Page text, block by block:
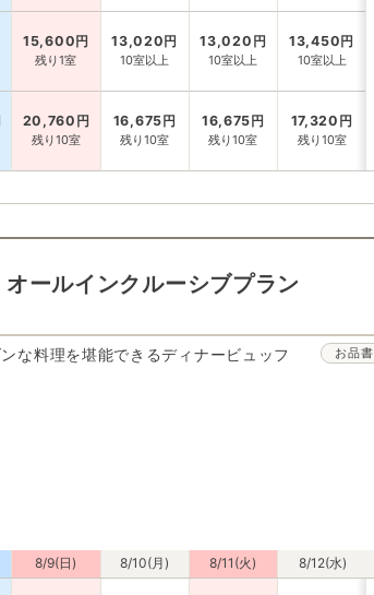
15,600円
残り1室
13,020円
10室以上
13,020 円
10室以上
13,450円
10室以上
20,760 円
残り10室
16,675円
残り10室
16,675円
残り10室
17,320 円
残り10室
ールインクルーシブプラン
な料理を堪能できるディナービュッフ
お品書
8/9(日) 8/10(月) 8/11(火) 8/12(水)